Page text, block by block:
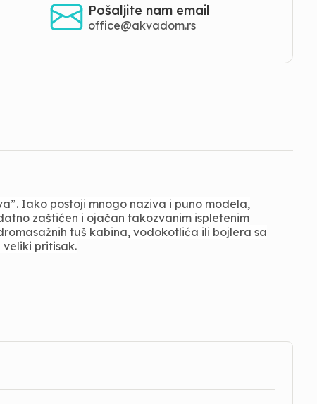
Pošaljite nam email
office@akvadom.rs
Iako postoji mnogo naziva i puno modela,
zaštićen i ojačan takozvanim ispletenim
tuš kabina, vodokotlića ili bojlera sa
pritisak.